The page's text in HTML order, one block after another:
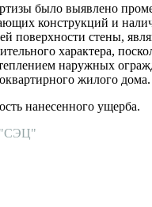
было выявлено
конструкций и
поверхности стены,
характера,
наружных
жилого дома.
нанесенного ущерба.
"СЭЦ"